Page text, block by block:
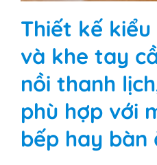
Thiết kế kiểu
và khe tay
nồi thanh
phù hợp với
bếp hay bàn